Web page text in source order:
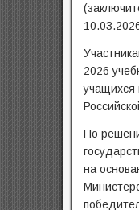
2026
учащихся
По
на